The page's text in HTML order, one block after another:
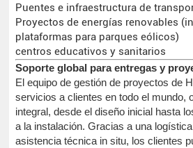
Puentes e infraestructura de
Proyectos de energías renovables
plataformas para parques eólicos)
centros educativos y sanitarios
Soporte global para entregas y
El equipo de gestión de proyectos de
servicios a clientes en todo el mundo,
integral, desde el diseño inicial hasta
a la instalación. Gracias a una
asistencia técnica in situ, los clientes